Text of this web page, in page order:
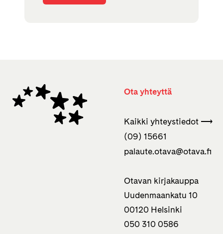
Ota yhteyttä
Kaikki yhteystiedot ⟶
(09) 15661
palaute.otava­@otava.fi
Otavan kirjakauppa
Uudenmaankatu 10
00120 Helsinki
050 310 0586